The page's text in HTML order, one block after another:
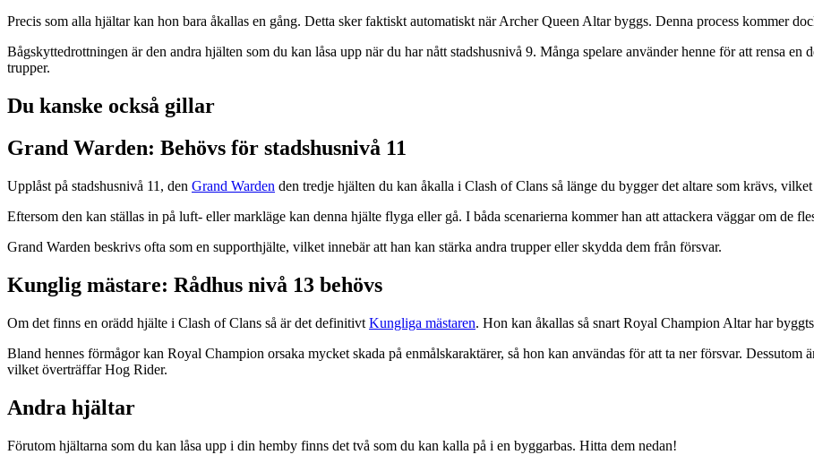
Precis som alla hjältar kan hon bara åkallas en gång. Detta sker faktiskt automatiskt när Archer Queen Altar byggs. Denna process kommer
Bågskyttedrottningen är den andra hjälten som du kan låsa upp när du har nått stadshusnivå 9. Många spelare använder henne för att rensa en
trupper.
Du kanske också gillar
Grand Warden: Behövs för stadshusnivå 11
Upplåst på stadshusnivå 11, den Grand Warden den tredje hjälten du kan åkalla i Clash of Clans så länge du bygger det altare som krävs,
Eftersom den kan ställas in på luft- eller markläge kan denna hjälte flyga eller gå. I båda scenarierna kommer han att attackera väggar om de
Grand Warden beskrivs ofta som en supporthjälte, vilket innebär att han kan stärka andra trupper eller skydda dem från försvar.
Kunglig mästare: Rådhus nivå 13 behövs
Om det finns en orädd hjälte i Clash of Clans så är det definitivt Kungliga mästaren. Hon kan åkallas så snart Royal Champion Altar har
Bland hennes förmågor kan Royal Champion orsaka mycket skada på enmålskaraktärer, så hon kan användas för att ta ner försvar.
vilket överträffar Hog Rider.
Andra hjältar
Förutom hjältarna som du kan låsa upp i din hemby finns det två som du kan kalla på i en byggarbas. Hitta dem nedan!